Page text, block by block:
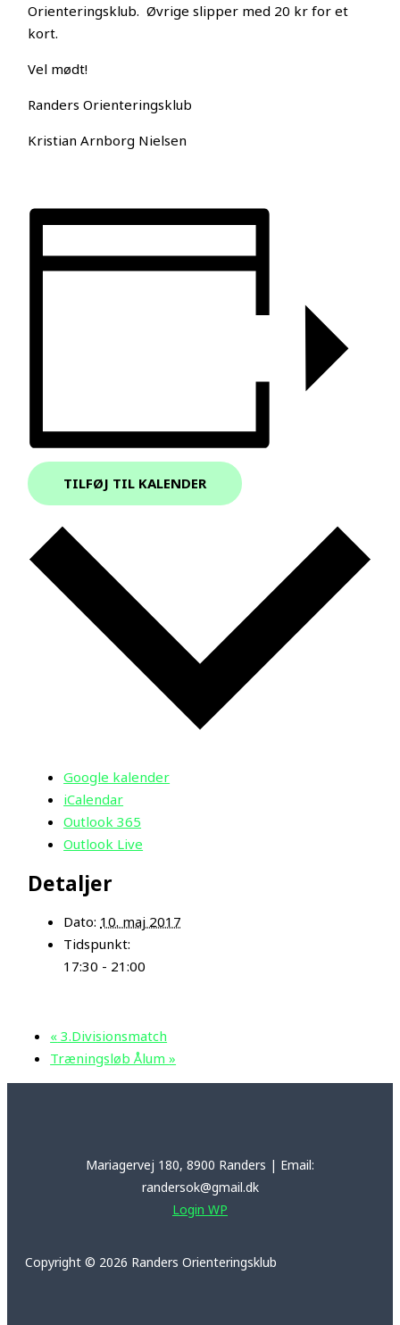
Orienteringsklub. Øvrige slipper med 20 kr for et
kort.
Vel mødt!
Randers Orienteringsklub
Kristian Arnborg Nielsen
TILFØJ TIL KALENDER
Google kalender
iCalendar
Outlook 365
Outlook Live
Detaljer
Dato: 10. maj 2017
Tidspunkt:
17:30 - 21:00
« 3.Divisionsmatch
Træningsløb Ålum»
Mariagervej 180, 8900 Randers | Email:
randersok@gmail.dk
Login WP
Copyright © 2026 Randers Orienteringsklub